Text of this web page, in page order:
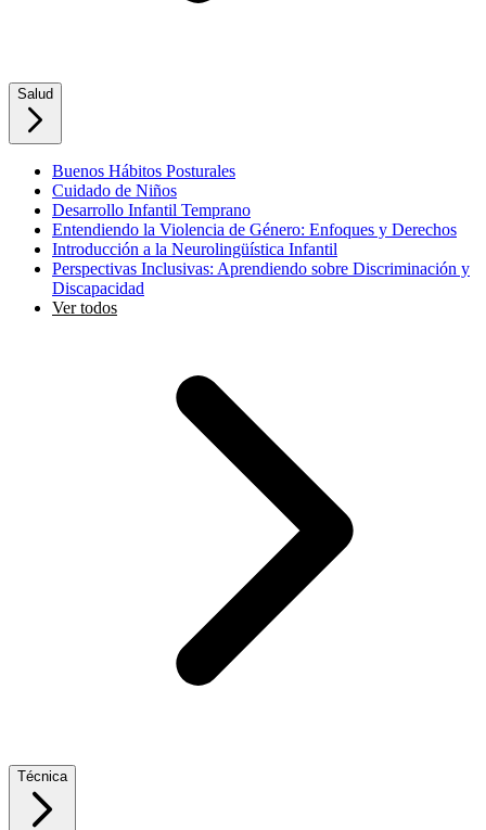
Salud
Buenos Hábitos Posturales
Cuidado de Niños
Desarrollo Infantil Temprano
Entendiendo la Violencia de Género: Enfoques y Derechos
Introducción a la Neurolingüística Infantil
Perspectivas Inclusivas: Aprendiendo sobre Discriminación y
Discapacidad
Ver todos
Técnica